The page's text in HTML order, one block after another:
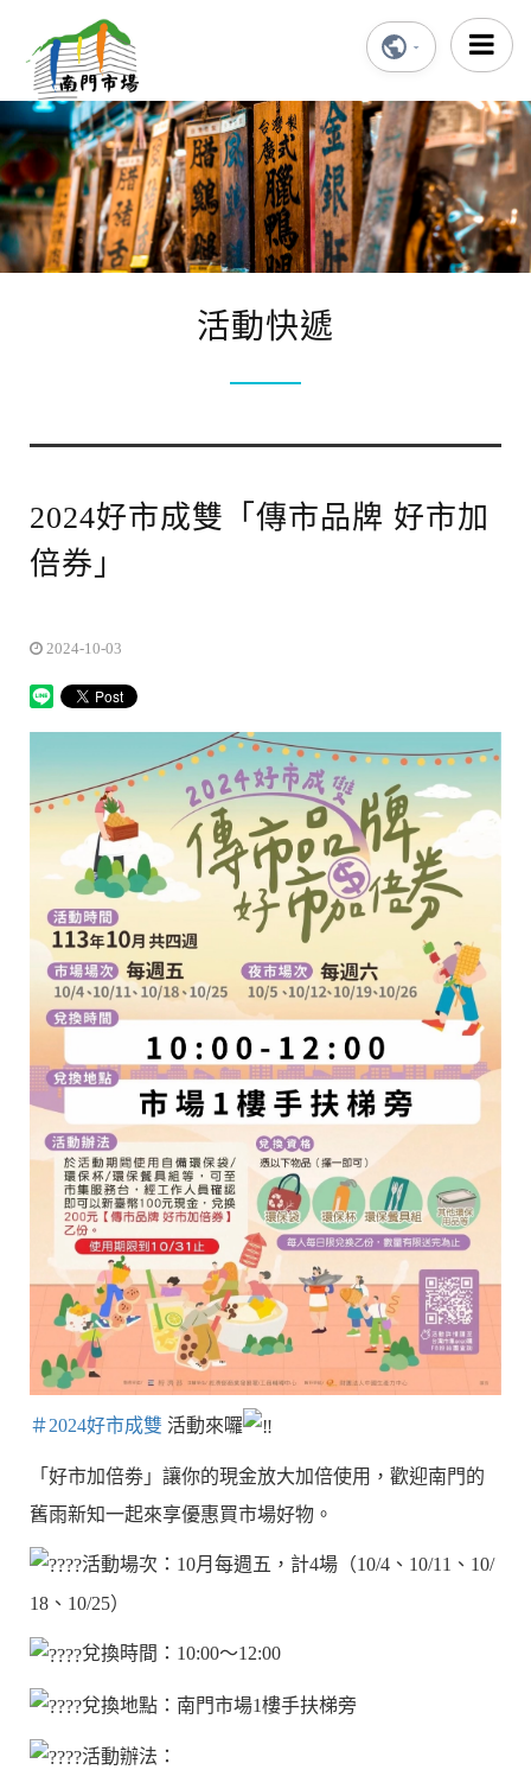
活動快遞
2024好市成雙「傳市品牌 好市加
倍券」
2024-10-03
＃2024好市成雙 活動來囉
「好市加倍劵」讓你的現金放大加倍使用，歡迎南門的
舊雨新知一起來享優惠買市場好物。
活動場次：10月每週五，計4場（10/4、10/11、10/
18、10/25）
兌換時間：10:00～12:00
兌換地點：南門市場1樓手扶梯旁
活動辦法：